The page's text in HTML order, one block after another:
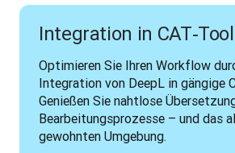
Integration in
Optimieren Sie Ihren Workflow
Integration von DeepL in gängige
Genießen Sie nahtlose
Bearbeitungsprozesse – und das
gewohnten Umgebung.